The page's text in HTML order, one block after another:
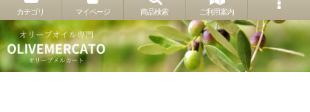
カテゴリ マイページ 商品検索 ご利用案内